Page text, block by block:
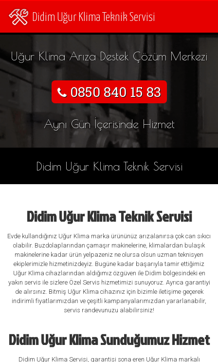
Didim Uğur Klima Teknik Servisi
Uğur Klima Arıza Destek Çözüm Merkezi
0850 840 15 83
Aynı Gün İçerisinde Hizmet
Didim Uğur Klima Teknik Servisi
Didim Uğur Klima Teknik Servisi
Evde kullandığınız Uğur Klima marka ürününüz arızalanırsa çok can sıkıcı
olabilir. Buzdolaplarından çamaşır makinelerine, klimalardan bulaşık
makinelerine kadar ürün yelpazeniz ne olursa olsun uzman teknisyen
ekiplerimizle hizmetinizdeyiz. Bugüne kadar başarıyla tamir ettiğimiz
Uğur Klima cihazlarından aldığımız özgüven ile Didim bölgesindeki en
yakın servis ile sizlere Özel Servis hizmetimizi sunuyoruz. Ayrıca garantiyi
de alırsınız. Bitmiş Uğur Klima cihazınız için bizimle iletişime geçerek
indirimli fiyatlarımızdan ve çeşitli kampanyalarımızdan yararlanabilir,
servis randevunuzu alabilirsiniz!
Didim Uğur Klima Sunduğumuz Hizmet
Didim Uğur Klima Servisi, garantisi sona eren Uğur Klima markalı